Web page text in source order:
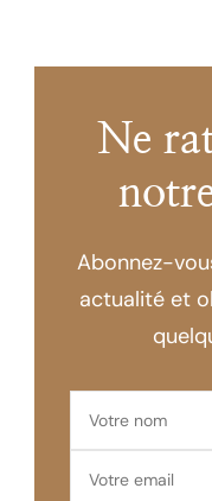
Ne
Abonnez-
actualité et